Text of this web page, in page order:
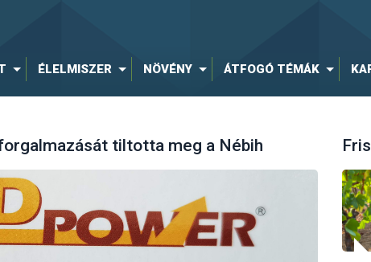
ÉLELMISZER NÖVÉNY ÁTFOGÓ TÉMÁK
tiltotta meg a Nébih